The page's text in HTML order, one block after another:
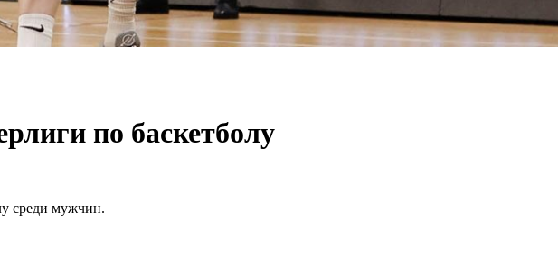
по баскетболу
среди мужчин.